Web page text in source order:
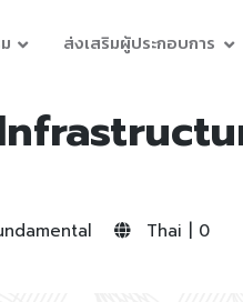
ส่งเสริมผู้ประกอบการ
Thai | 0